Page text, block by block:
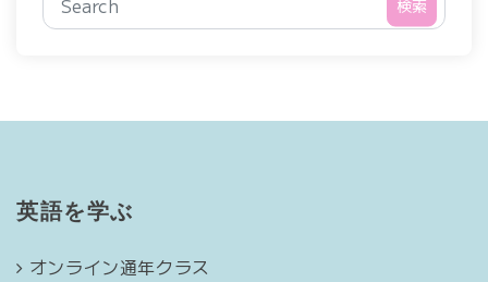
検索
英語を学ぶ
オンライン通年クラス